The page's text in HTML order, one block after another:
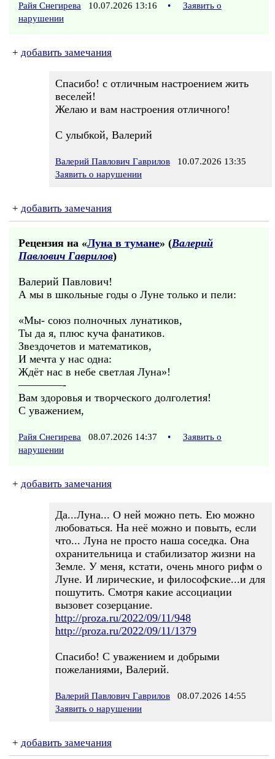
Райя Снегирева 10.07.2026 13:16 •
Заявить о
нарушении
+ добавить замечания
Спасибо! с отличным настроением жить
веселей!
Желаю и вам настроения отличного!
С улыбкой, Валерий
Валерий Павлович Гаврилов 10.07.2026 13:35
Заявить о нарушении
+ добавить замечания
Рецензия на «Луна в тумане» (Валерий
Павлович Гаврилов)
Валерий Павлович!
А мы в школьные годы о Луне только и пели:
«Мы- союз полночных лунатиков,
Ты да я, плюс куча фанатиков.
Звездочетов и математиков,
И мечта у нас одна:
Ждёт нас в небе светлая Луна»!
————-
Вам здоровья и творческого долголетия!
С уважением,
Райя Снегирева 08.07.2026 14:37 •
Заявить о
нарушении
+ добавить замечания
Да...Луна... О ней можно петь. Ею можно
любоваться. На неё можно и повыть, если
что... Луна не просто наша соседка. Она
охранительница и стабилизатор жизни на
Земле. У меня, кстати, очень много рифм о
Луне. И лирические, и философские...и для
пошутить. Смотря какие ассоциации
вызовет созерцание.
http://proza.ru/2022/09/11/948
http://proza.ru/2022/09/11/1379
Спасибо! С уважением и добрыми
пожеланиями, Валерий.
Валерий Павлович Гаврилов 08.07.2026 14:55
Заявить о нарушении
+ добавить замечания